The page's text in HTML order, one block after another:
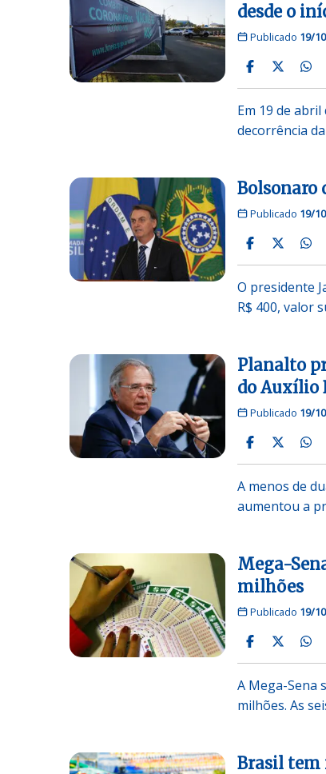
desde o
Publicado 19/
Em 19 de
decorrência
Bolsonaro
Publicado 19/
O presidente
R$ 400, valor
Planalto
do Auxílio
Publicado 19/
A menos de
aumentou a
Mega-
milhões
Publicado 19/
A Mega-Sena
milhões. As
Brasil tem